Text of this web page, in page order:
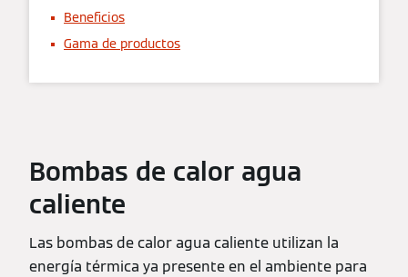
Beneficios
Gama de productos
Bombas de calor agua
caliente
Las bombas de calor agua caliente utilizan la
energía térmica ya presente en el ambiente para